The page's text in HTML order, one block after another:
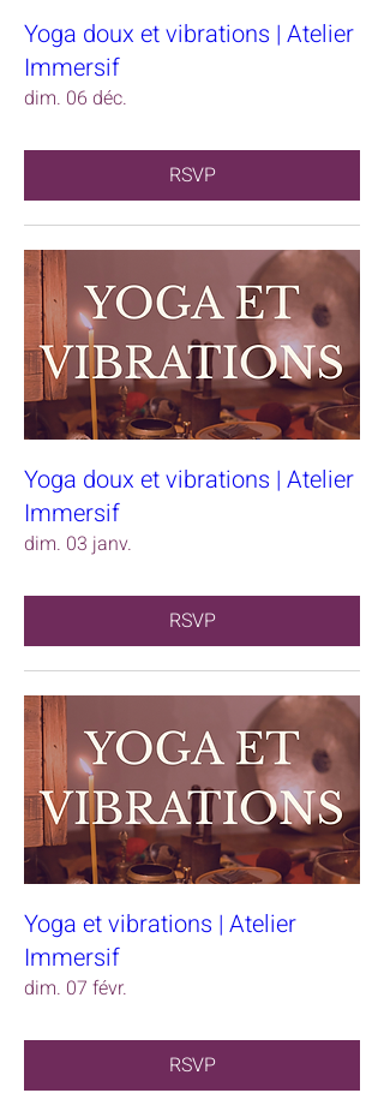
Yoga doux et vibrations | Atelier
Immersif
dim. 06 déc.
RSVP
Yoga doux et vibrations | Atelier
Immersif
dim. 03 janv.
RSVP
Yoga et vibrations | Atelier
Immersif
dim. 07 févr.
RSVP